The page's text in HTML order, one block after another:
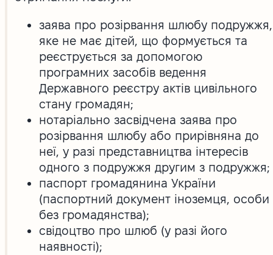
заява про розірвання шлюбу подружжя,
яке не має дітей, що формується та
реєструється за допомогою
програмних засобів ведення
Державного реєстру актів цивільного
стану громадян;
нотаріально засвідчена заява про
розірвання шлюбу або прирівняна до
неї, у разі представництва інтересів
одного з подружжя другим з подружжя;
паспорт громадянина України
(паспортний документ іноземця, особи
без громадянства);
свідоцтво про шлюб (у разі його
наявності);